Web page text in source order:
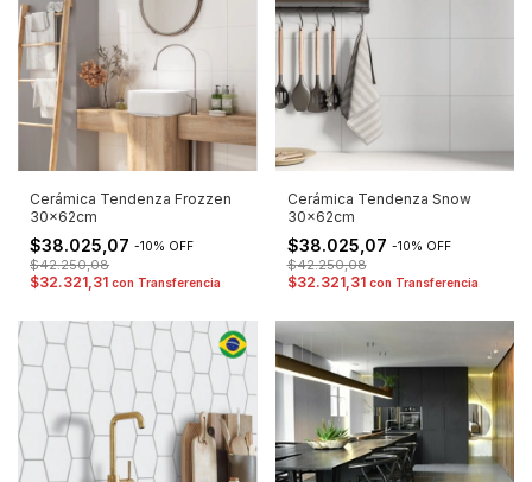
Cerámica Tendenza Frozzen
30x62cm
$38.025,07 -10% OFF
$42.250,08
$32.321,31 con Transferencia
Cerámica Tendenza Snow
30x62cm
$38.025,07 -10% OFF
$42.250,08
$32.321,31 con Transferencia